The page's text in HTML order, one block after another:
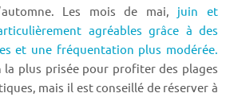
Les mois de mai, juin et
agréables grâce à des
et une fréquentation plus modérée.
la plus prisée pour profiter des plages
mais il est conseillé de réserver à